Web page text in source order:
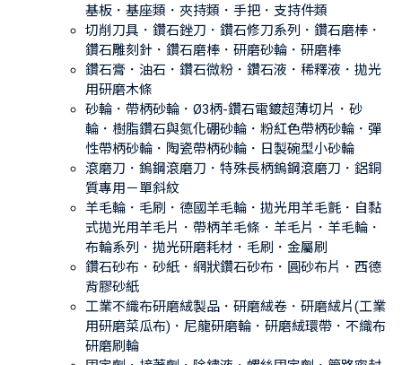
基板．基座類．夾持類．手把．支持件類
切削刀具．鑽石銼刀．鑽石修刀系列．鑽石磨棒．
鑽石雕刻針．鑽石磨棒．研磨砂輪．研磨棒
鑽石膏．油石．鑽石微粉．鑽石液．稀釋液．拋光
用研磨木條
砂輪．帶柄砂輪．Ø3柄-鑽石電鍍超薄切片．砂
輪．樹脂鑽石與氮化硼砂輪．粉紅色帶柄砂輪．彈
性帶柄砂輪．陶瓷帶柄砂輪．日製碗型小砂輪
滾磨刀．鎢鋼滾磨刀．特殊長柄鎢鋼滾磨刀．鋁銅
質專用－單斜紋
羊毛輪．毛刷．德國羊毛輪．拋光用羊毛氈．自黏
式拋光用羊毛片．帶柄羊毛條．羊毛片．羊毛輪．
布輪系列．拋光研磨耗材．毛刷．金屬刷
鑽石砂布．砂紙．網狀鑽石砂布．圓砂布片．西德
背膠砂紙
工業不織布研磨絨製品．研磨絨卷．研磨絨片(工業
用研磨菜瓜布)．尼龍研磨輪．研磨絨環帶．不織布
研磨刷輪